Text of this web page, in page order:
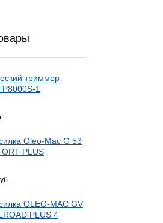
триммер
1
Oleo-Mac G 53
PLUS
OLEO-MAC GV
PLUS 4